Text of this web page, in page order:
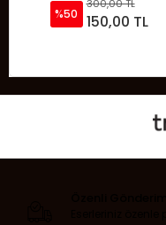
%50
300,00 TL
150,00 TL